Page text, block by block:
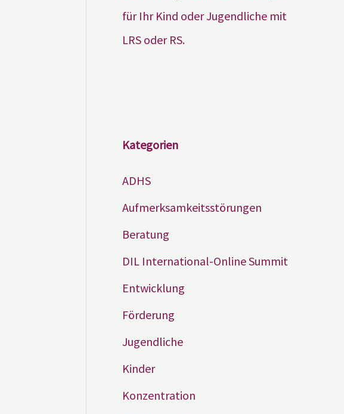
für Ihr Kind oder Jugendliche mit
LRS oder RS.
Kategorien
ADHS
Aufmerksamkeitsstörungen
Beratung
DIL International-Online Summit
Entwicklung
Förderung
Jugendliche
Kinder
Konzentration